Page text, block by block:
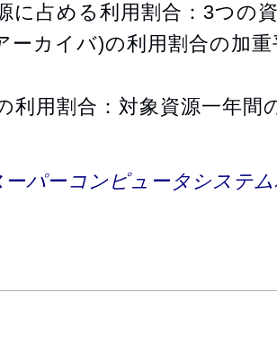
に占める利用割合：3つの
ーカイバ)の利用割合の加重
利用割合：対象資源一年間
パーコンピュータシステ